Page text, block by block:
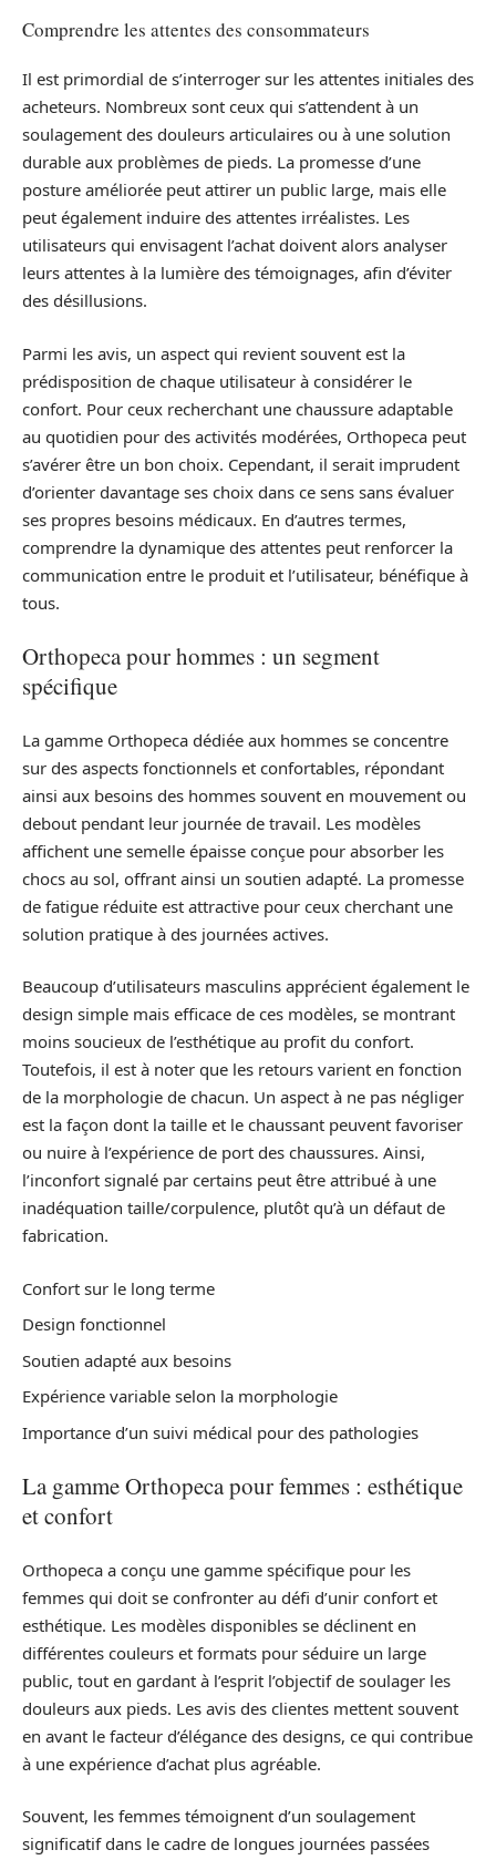
Comprendre les attentes des consommateurs
Il est primordial de s’interroger sur les attentes initiales des
acheteurs. Nombreux sont ceux qui s’attendent à un
soulagement des douleurs articulaires ou à une solution
durable aux problèmes de pieds. La promesse d’une
posture améliorée peut attirer un public large, mais elle
peut également induire des attentes irréalistes. Les
utilisateurs qui envisagent l’achat doivent alors analyser
leurs attentes à la lumière des témoignages, afin d’éviter
des désillusions.
Parmi les avis, un aspect qui revient souvent est la
prédisposition de chaque utilisateur à considérer le
confort. Pour ceux recherchant une chaussure adaptable
au quotidien pour des activités modérées, Orthopeca peut
s’avérer être un bon choix. Cependant, il serait imprudent
d’orienter davantage ses choix dans ce sens sans évaluer
ses propres besoins médicaux. En d’autres termes,
comprendre la dynamique des attentes peut renforcer la
communication entre le produit et l’utilisateur, bénéfique à
tous.
Orthopeca pour hommes : un segment
spécifique
La gamme Orthopeca dédiée aux hommes se concentre
sur des aspects fonctionnels et confortables, répondant
ainsi aux besoins des hommes souvent en mouvement ou
debout pendant leur journée de travail. Les modèles
affichent une semelle épaisse conçue pour absorber les
chocs au sol, offrant ainsi un soutien adapté. La promesse
de fatigue réduite est attractive pour ceux cherchant une
solution pratique à des journées actives.
Beaucoup d’utilisateurs masculins apprécient également le
design simple mais efficace de ces modèles, se montrant
moins soucieux de l’esthétique au profit du confort.
Toutefois, il est à noter que les retours varient en fonction
de la morphologie de chacun. Un aspect à ne pas négliger
est la façon dont la taille et le chaussant peuvent favoriser
ou nuire à l’expérience de port des chaussures. Ainsi,
l’inconfort signalé par certains peut être attribué à une
inadéquation taille/corpulence, plutôt qu’à un défaut de
fabrication.
Confort sur le long terme
Design fonctionnel
Soutien adapté aux besoins
Expérience variable selon la morphologie
Importance d’un suivi médical pour des pathologies
La gamme Orthopeca pour femmes : esthétique
et confort
Orthopeca a conçu une gamme spécifique pour les
femmes qui doit se confronter au défi d’unir confort et
esthétique. Les modèles disponibles se déclinent en
différentes couleurs et formats pour séduire un large
public, tout en gardant à l’esprit l’objectif de soulager les
douleurs aux pieds. Les avis des clientes mettent souvent
en avant le facteur d’élégance des designs, ce qui contribue
à une expérience d’achat plus agréable.
Souvent, les femmes témoignent d’un soulagement
significatif dans le cadre de longues journées passées